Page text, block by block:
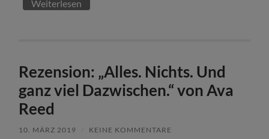
Weiterlesen
Rezension: „Alles. Nichts. Und
ganz viel Dazwischen.“ von Ava
Reed
10. MÄRZ 2019 KEINE KOMMENTARE